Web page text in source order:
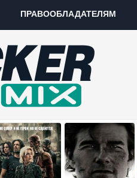
ПРАВООБЛАДАТЕЛЯМ